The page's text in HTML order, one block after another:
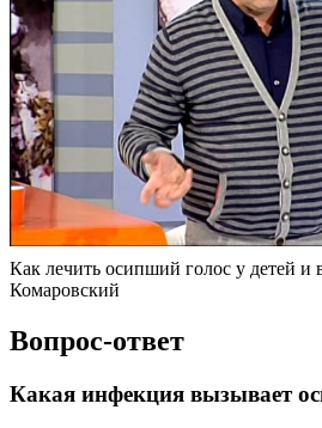
Как лечить осипший голос у детей
Комаровский
Вопрос-ответ
Какая инфекция вызывает